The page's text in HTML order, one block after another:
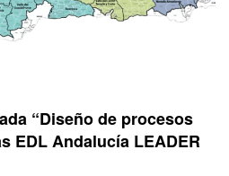
“Diseño de procesos
EDL Andalucía LEADER